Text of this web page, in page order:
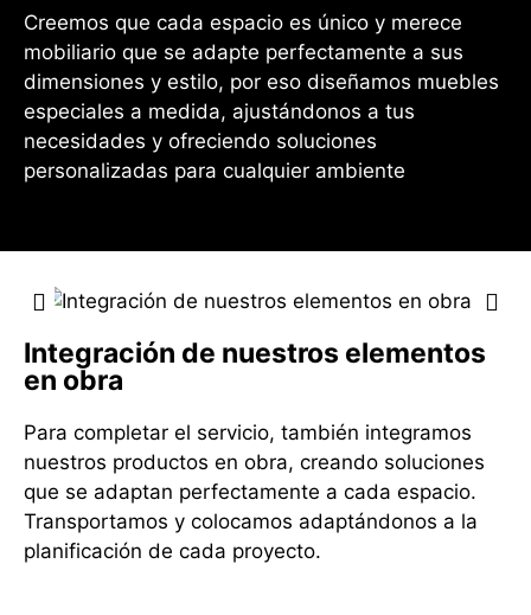
Creemos que cada espacio es único y merece
mobiliario que se adapte perfectamente a sus
dimensiones y estilo, por eso diseñamos muebles
especiales a medida, ajustándonos a tus
necesidades y ofreciendo soluciones
personalizadas para cualquier ambiente
Integración de nuestros elementos
en obra
Para completar el servicio, también integramos
nuestros productos en obra, creando soluciones
que se adaptan perfectamente a cada espacio.
Transportamos y colocamos adaptándonos a la
planificación de cada proyecto.